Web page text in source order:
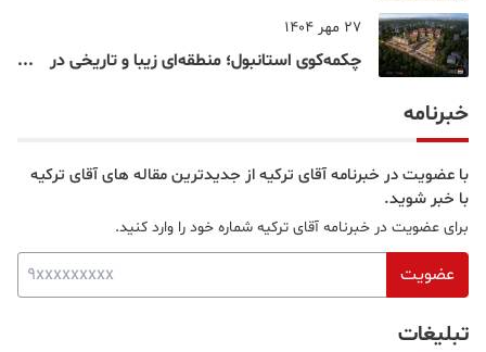
27 مهر 1404
چکمه‌کوی استانبول؛ منطقه‌ای زیبا و تاریخی در
خبرنامه
با عضویت در خبرنامه آقای ترکیه از جدیدترین مقاله های آقای ترکیه
با خبر شوید.
برای عضویت در خبرنامه آقای ترکیه شماره خود را وارد کنید.
عضویت
تبلیغات